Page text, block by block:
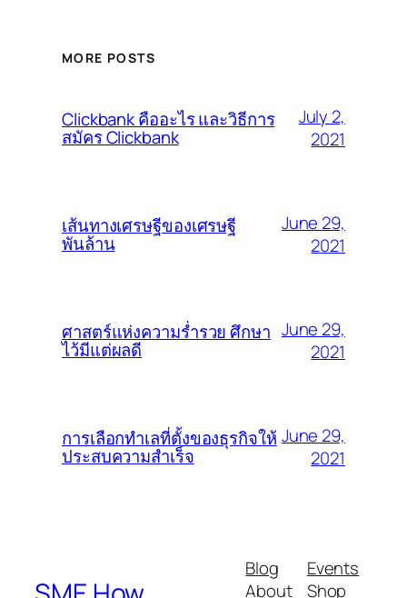
MORE POSTS
Clickbank คืออะไร และวิธีการ
สมัคร Clickbank
July 2,
2021
เส้นทางเศรษฐีของเศรษฐี
พันล้าน
June 29,
2021
ศาสตร์แห่งความร่ำรวย ศึกษา
ไว้มีแต่ผลดี
June 29,
2021
การเลือกทำเลที่ตั้งของธุรกิจให้
ประสบความสำเร็จ
June 29,
2021
Blog
About
Events
Shop